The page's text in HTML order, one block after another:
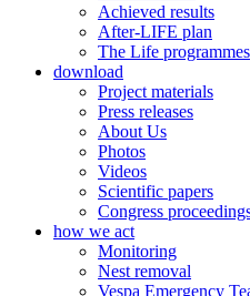
Achieved results
After-LIFE plan
The Life programmes
download
Project materials
Press releases
About Us
Photos
Videos
Scientific papers
Congress
how we act
Monitoring
Nest removal
Vespa Emergency